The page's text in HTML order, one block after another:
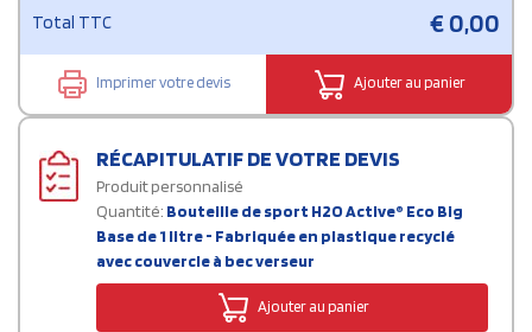
Total TTC €0,00
Imprimer votre devis Ajouter au panier
RÉCAPITULATIF DE VOTRE DEVIS
Produit personnalisé
Quantité: Bouteille de sport H2O Active® Eco Big
Base de 1 litre - Fabriquée en plastique recyclé
avec couvercle à bec verseur
Ajouter au panier